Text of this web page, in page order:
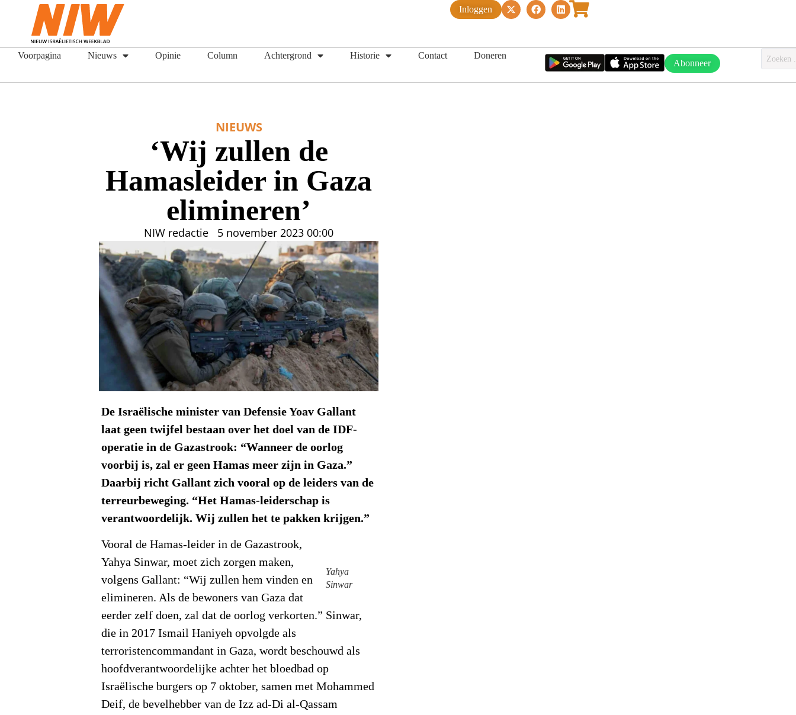
Inloggen
Voorpagina Nieuws Opinie Column Achtergrond Historie Contact Doneren
Abonneer
NIEUWS
‘Wij zullen de
Hamasleider in Gaza
elimineren’
NIW redactie 5 november 2023 00:00
De Israëlische minister van Defensie Yoav Gallant
laat geen twijfel bestaan over het doel van de IDF-
operatie in de Gazastrook: “Wanneer de oorlog
voorbij is, zal er geen Hamas meer zijn in Gaza.”
Daarbij richt Gallant zich vooral op de leiders van de
terreurbeweging. “Het Hamas-leiderschap is
verantwoordelijk. Wij zullen het te pakken krijgen.”
Yahya
Sinwar
Vooral de Hamas-leider in de Gazastrook,
Yahya Sinwar, moet zich zorgen maken,
volgens Gallant: “Wij zullen hem vinden en
elimineren. Als de bewoners van Gaza dat
eerder zelf doen, zal dat de oorlog verkorten.” Sinwar,
die in 2017 Ismail Haniyeh opvolgde als
terroristencommandant in Gaza, wordt beschouwd als
hoofdverantwoordelijke achter het bloedbad op
Israëlische burgers op 7 oktober, samen met Mohammed
Deif, de bevelhebber van de Izz ad-Di al-Qassam